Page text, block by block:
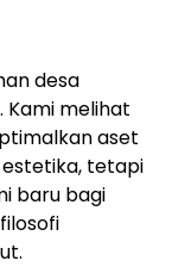
desa
Kami melihat
aset
estetika, tetapi
baru bagi